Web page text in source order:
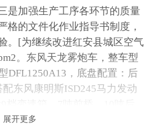
是加强生产工序各环节的质量
格的文件化作业指导书制度，
。[为继续改进红安县城区空气
。东风天龙雾炮车，整车型
DFL1250A13，底盘配置：后
东风康明斯ISD245马力发动
防抱死系统。上装配置：带前
展开更多